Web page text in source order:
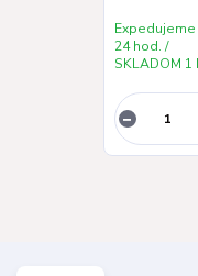
24 hod. /
SKLADOM 1